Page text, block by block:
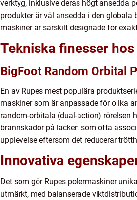
verktyg, inklusive deras högt ansedda
produkter är väl ansedda i den globala
maskiner är särskilt designade för
Tekniska finesser
BigFoot Random Orbital
En av Rupes mest populära
maskiner som är anpassade för olika
random-orbitala (dual-action) rörelsen
brännskador på lacken som ofta
upplevelse eftersom det reducerar
Innovativa
Det som gör Rupes polermaskiner
utmärkt, med balanserade